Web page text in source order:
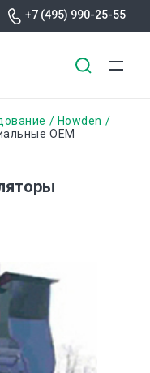
+7 (495) 990-25-55
Howden
ОЕМ